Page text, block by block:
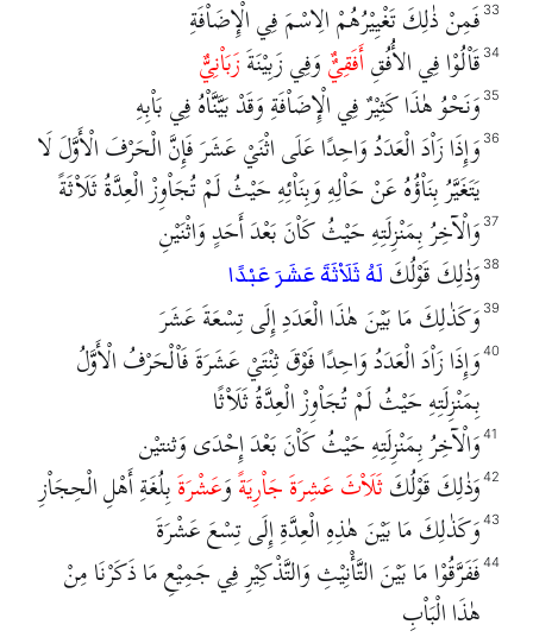
فَمِنْ ذٰلِكَ تَغْيِيْرُهُمْ الِاسْمَ فِي الْإِضَاْفَةِ 33
قَاْلُوْا فِي الأُفُقِأَفَقِيٌٌوَفِي زَبِيْنَةَزَبَاْنِيٌّ 34
وَنَحْوُ هٰذَا كَثِيْرٌ فِي الْإِضَاْفَةِ وَقَدْ بَيَّنَّاْهُ فِي بَاْبِهِ 35
وَإِذَا زَاْدَ الْعَدَدُ وَاحِدًا عَلَى اثْنَيْ عَشَرَ فَإِنَّ الْحَرْفَ الْأَوَّلَ لَا
يَتَغَيَّرُ بِنَاْؤُهُ عَنْ حَاْلِهِ وَبِنَاْئِهِ حَيْثُ لَمْ تُجَاْوِزْ الْعِدَّةُ ثَلَاْثَةً
36
وَالْآخِرُ بِمَنْزِلَتِهِ حَيْثُ كَاْنَ بَعْدَ أَحَدٍ وَاثْنَيْنِ 37
وَذٰلِكَ قَوْلُكَ لَهُ ثَلَاْثَةَ عَشَرَ عَبْدًا 38
وَكَذٰلِكَ مَا بَيْنَ هٰذَا الْعَدَدِ إِلَى تِسْعَةَ عَشَرَ 39
وَإِذَا زَاْدَ الْعَدَدُ وَاحِدًا فَوْقَ ثِنْتَيْ عَشَرَةَ فَاْلْحَرْفُ الْأَوَّلُ
بِمَنْزِلَتِهِ حَيْثُ لَمْ تُجَاْوِزْ الْعِدَّةُ ثَلَاْثًا
40
وَالْآخِرُ بِمَنْزِلَتِهِ حَيْثُ كَاْنَ بَعْدَ إِحْدَى وَثنتيْن 41
وَذٰلِكَ قَوْلُكَثَلَاْثَ عَشِرَةَ جَاْرِيَةًوَعَشْرَةَبِلُغَةِ أَهْلِ الْحِجَاْزِ 42
وَكَذٰلِكَ مَا بَيْنَ هٰذِهِ الْعِدَّةِ إِلَى تِسْعَ عَشْرَةَ 43
فَفَرَّقُوْا مَا بَيْنَ التَّأْنِيْثِ وَالتَّذْكِيْرِ فِي جَمِيْعِ مَا ذَكَرْنَا مِنْ
هٰذَا الْبَاْبِ
44